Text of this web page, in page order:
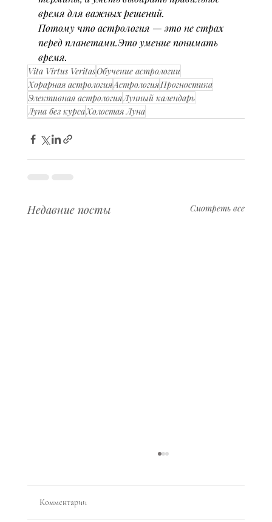
время для важных решений.
Потому что астрология — это не страх
перед планетами.Это умение понимать
время.
Vita Virtus VeritasОбучение астрологии
Хорарная астрологияАстрологияПрогностика
Элективная астрологияЛунный календарь
Луна без курсаХолостая Луна
Недавние посты Смотреть все
Комментарии